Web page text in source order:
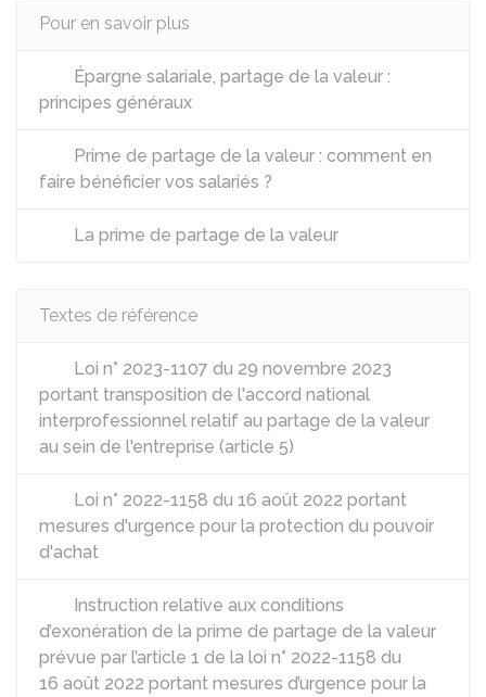
Pour en savoir plus
Épargne salariale, partage de la valeur :
principes généraux
Prime de partage de la valeur : comment en
faire bénéficier vos salariés ?
La prime de partage de la valeur
Textes de référence
Loi n° 2023-1107 du 29 novembre 2023
portant transposition de l'accord national
interprofessionnel relatif au partage de la valeur
au sein de l'entreprise (article 5)
Loi n° 2022-1158 du 16 août 2022 portant
mesures d'urgence pour la protection du pouvoir
d'achat
Instruction relative aux conditions
d’exonération de la prime de partage de la valeur
prévue par l’article 1 de la loi n° 2022-1158 du
16 août 2022 portant mesures d’urgence pour la